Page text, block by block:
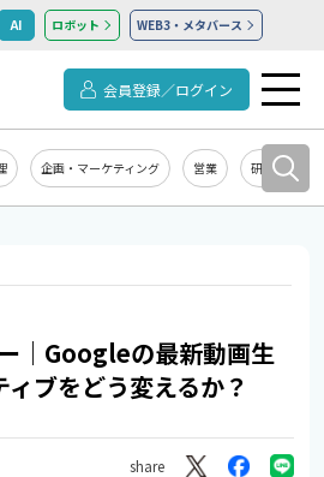
AI ロボット WEB3・メタバース
会員登録／ログイン
企画・マーケティング 営業 研究開発
｜Googleの最新動画生
ブをどう変えるか？
share